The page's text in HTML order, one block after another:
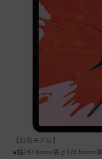
【11型モデル】
●幅247.6mm×高さ178.5mm×